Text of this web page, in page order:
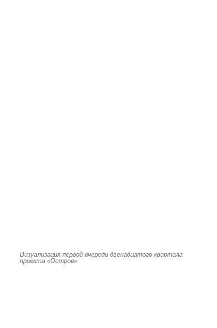
Визуализация первой очереди двенадцатого квартала
проекта «Остров»